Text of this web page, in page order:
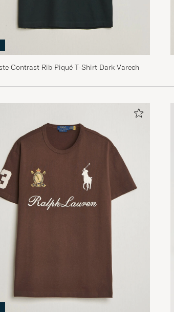
Contrast Rib Piqué T-Shirt Dark Varech